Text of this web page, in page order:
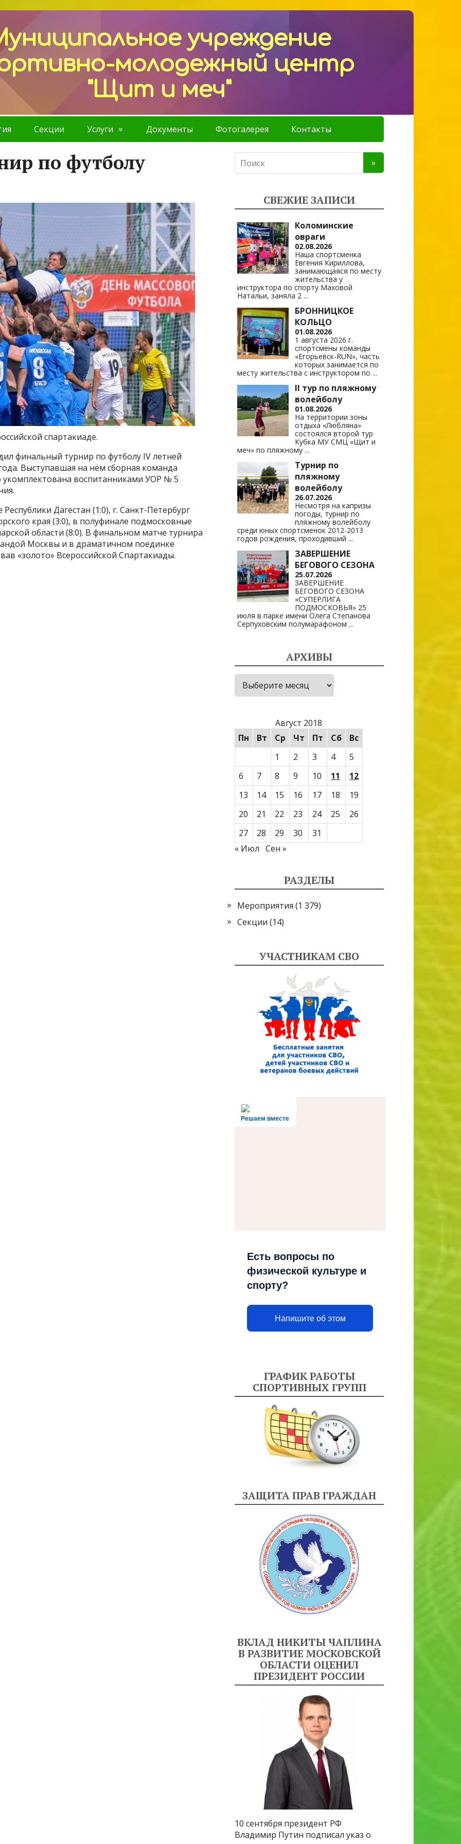
учреждение
молодежный центр
"Щит и меч"
Секции Услуги Документы Фотогалерея Контакты
по футболу
спартакиаде.
финальный турнир по футболу IV летней
Выступавшая на нём сборная команда
воспитанниками УОР № 5
Дагестан (1:0), г. Санкт-Петербург
края (3:0), в полуфинале подмосковные
области (8:0). В финальном матче турнира
Москвы и в драматичном поединке
«золото» Всероссийской Спартакиады.
СВЕЖИЕ ЗАПИСИ
Коломинские
овраги
02.08.2026
Наша спортсменка
Евгения Кириллова,
занимающаяся по месту
жительства у
инструктора по спорту Маховой
Натальи, заняла 2 ...
БРОННИЦКОЕ
КОЛЬЦО
01.08.2026
1 августа 2026 г.
спортсмены команды
«Егорьевск-RUN», часть
которых занимается по
месту жительства с инструктором по ...
II тур по пляжному
волейболу
01.08.2026
На территории зоны
отдыха «Любляна»
состоялся второй тур
Кубка МУ СМЦ «Щит и
меч» по пляжному ...
Турнир по
пляжному
волейболу
26.07.2026
Несмотря на капризы
погоды, турнир по
пляжному волейболу
среди юных спортсменок 2012-2013
годов рождения, проходивший ...
ЗАВЕРШЕНИЕ
БЕГОВОГО СЕЗОНА
25.07.2026
ЗАВЕРШЕНИЕ
БЕГОВОГО СЕЗОНА
«СУПЕРЛИГА
ПОДМОСКОВЬЯ» 25
июля в парке имени Олега Степанова
Серпуховским полумарафоном ...
АРХИВЫ
Архивы
Август 2018
Пн
Вт Ср Чт Пт Сб
Вс
1
2 3 4
5
6
7 8 9 10 11
12
13
14 15 16 17 18
19
20
21 22 23 24 25
26
27
28 29 30
31
« Июл Сен »
РАЗДЕЛЫ
Мероприятия (1 379)
Секции (14)
УЧАСТНИКАМ СВО
Решаем вместе
Есть вопросы по
физической культуре и
спорту?
Напишите об этом
ГРАФИК РАБОТЫ
СПОРТИВНЫХ ГРУПП
ЗАЩИТА ПРАВ ГРАЖДАН
ВКЛАД НИКИТЫ ЧАПЛИНА
В РАЗВИТИЕ МОСКОВСКОЙ
ОБЛАСТИ ОЦЕНИЛ
ПРЕЗИДЕНТ РОССИИ
10 сентября президент РФ
Владимир Путин подписал указ о